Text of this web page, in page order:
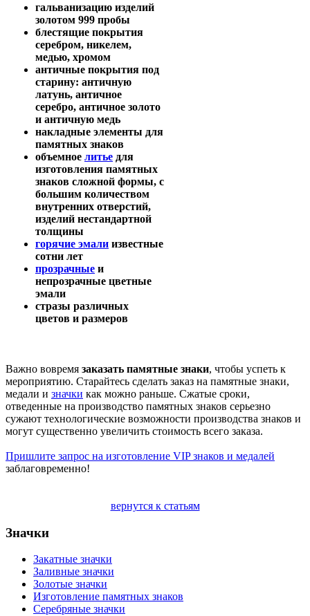
гальванизацию изделий
золотом 999 пробы
блестящие покрытия
серебром, никелем,
медью, хромом
античные покрытия под
старину: античную
латунь, античное
серебро, античное золото
и античную медь
накладные элементы для
памятных знаков
объемное литье для
изготовления памятных
знаков сложной формы, с
большим количеством
внутренних отверстий,
изделий нестандартной
толщины
горячие эмали известные
сотни лет
прозрачные и
непрозрачные цветные
эмали
стразы различных
цветов и размеров
Важно вовремя заказать памятные знаки, чтобы успеть к
мероприятию. Старайтесь сделать заказ на памятные знаки,
медали и значки как можно раньше. Сжатые сроки,
отведенные на производство памятных знаков серьезно
сужают технологические возможности производства знаков и
могут существенно увеличить стоимость всего заказа.
Пришлите запрос на изготовление VIP знаков и медалей
заблаговременно!
вернутся к статьям
Значки
Закатные значки
Заливные значки
Золотые значки
Изготовление памятных знаков
Серебряные значки